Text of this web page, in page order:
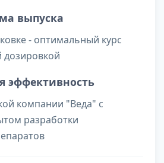
выпуска
- оптимальный курс
дозировкой
эффективность
компании "Веда" с
разработки